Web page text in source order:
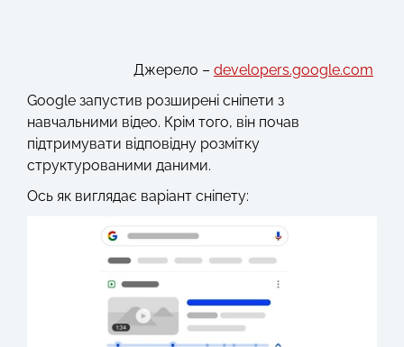
Джерело – developers.google.com
Google запустив розширені сніпети з
навчальними відео. Крім того, він почав
підтримувати відповідну розмітку
структурованими даними.
Ось як виглядає варіант сніпету: